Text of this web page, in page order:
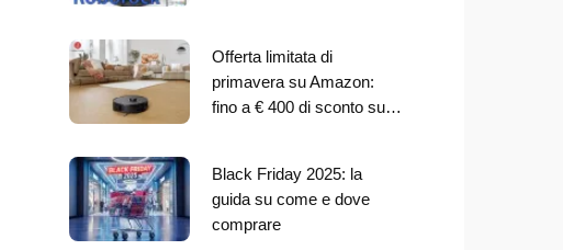
Offerta limitata di
primavera su Amazon:
fino a € 400 di sconto su…
Black Friday 2025: la
guida su come e dove
comprare